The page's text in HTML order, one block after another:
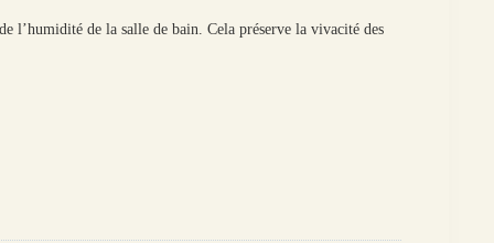
l’humidité de la salle de bain. Cela préserve la vivacité des